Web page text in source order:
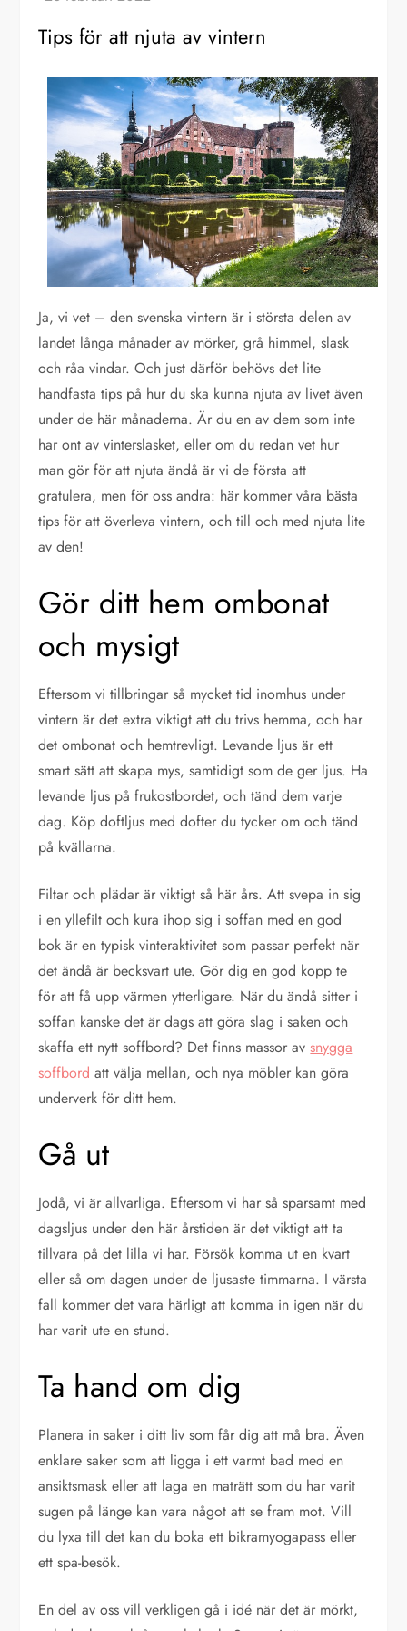
Tips för att njuta av vintern
Ja, vi vet – den svenska vintern är i största delen av
landet långa månader av mörker, grå himmel, slask
och råa vindar. Och just därför behövs det lite
handfasta tips på hur du ska kunna njuta av livet även
under de här månaderna. Är du en av dem som inte
har ont av vinterslasket, eller om du redan vet hur
man gör för att njuta ändå är vi de första att
gratulera, men för oss andra: här kommer våra bästa
tips för att överleva vintern, och till och med njuta lite
av den!
Gör ditt hem ombonat
och mysigt
Eftersom vi tillbringar så mycket tid inomhus under
vintern är det extra viktigt att du trivs hemma, och har
det ombonat och hemtrevligt. Levande ljus är ett
smart sätt att skapa mys, samtidigt som de ger ljus. Ha
levande ljus på frukostbordet, och tänd dem varje
dag. Köp doftljus med dofter du tycker om och tänd
på kvällarna.
Filtar och plädar är viktigt så här års. Att svepa in sig
i en yllefilt och kura ihop sig i soffan med en god
bok är en typisk vinteraktivitet som passar perfekt när
det ändå är becksvart ute. Gör dig en god kopp te
för att få upp värmen ytterligare. När du ändå sitter i
soffan kanske det är dags att göra slag i saken och
skaffa ett nytt soffbord? Det finns massor avsnygga
soffbord att välja mellan, och nya möbler kan göra
underverk för ditt hem.
Gå ut
Jodå, vi är allvarliga. Eftersom vi har så sparsamt med
dagsljus under den här årstiden är det viktigt att ta
tillvara på det lilla vi har. Försök komma ut en kvart
eller så om dagen under de ljusaste timmarna. I värsta
fall kommer det vara härligt att komma in igen när du
har varit ute en stund.
Ta hand om dig
Planera in saker i ditt liv som får dig att må bra. Även
enklare saker som att ligga i ett varmt bad med en
ansiktsmask eller att laga en maträtt som du har varit
sugen på länge kan vara något att se fram mot. Vill
du lyxa till det kan du boka ett bikramyogapass eller
ett spa-besök.
En del av oss vill verkligen gå i idé när det är mörkt,